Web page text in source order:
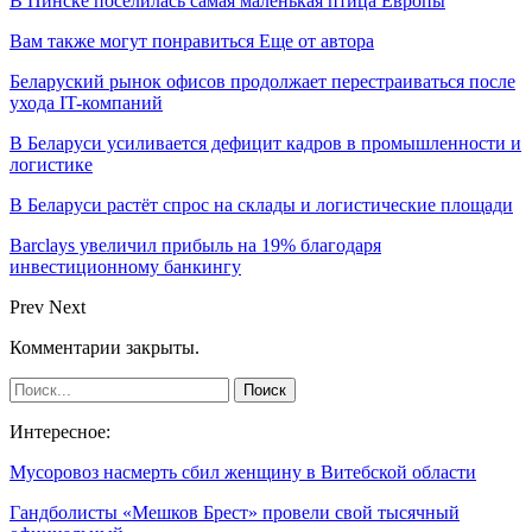
Вам также могут понравиться Еще от автора
Беларуский рынок офисов продолжает перестраиваться после
ухода IT-компаний
В Беларуси усиливается дефицит кадров в промышленности и
логистике
В Беларуси растёт спрос на склады и логистические площади
Barclays увеличил прибыль на 19% благодаря
инвестиционному банкингу
Prev Next
Комментарии закрыты.
Интересное:
Мусоровоз насмерть сбил женщину в Витебской области
Гандболисты «Мешков Брест» провели свой тысячный